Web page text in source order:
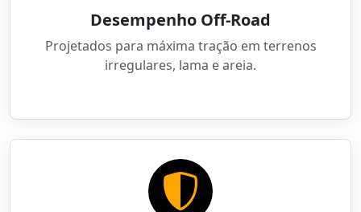
Desempenho Off-Road
Projetados para máxima tração em terrenos
irregulares, lama e areia.